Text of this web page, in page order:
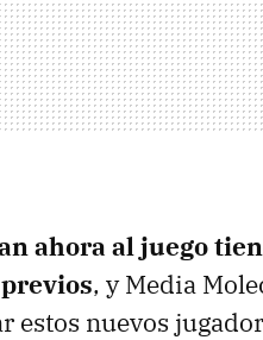
ahora al juego
, y Media
estos nuevos